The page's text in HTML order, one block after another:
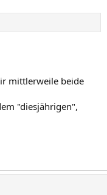
mittlerweile beide
"diesjährigen",